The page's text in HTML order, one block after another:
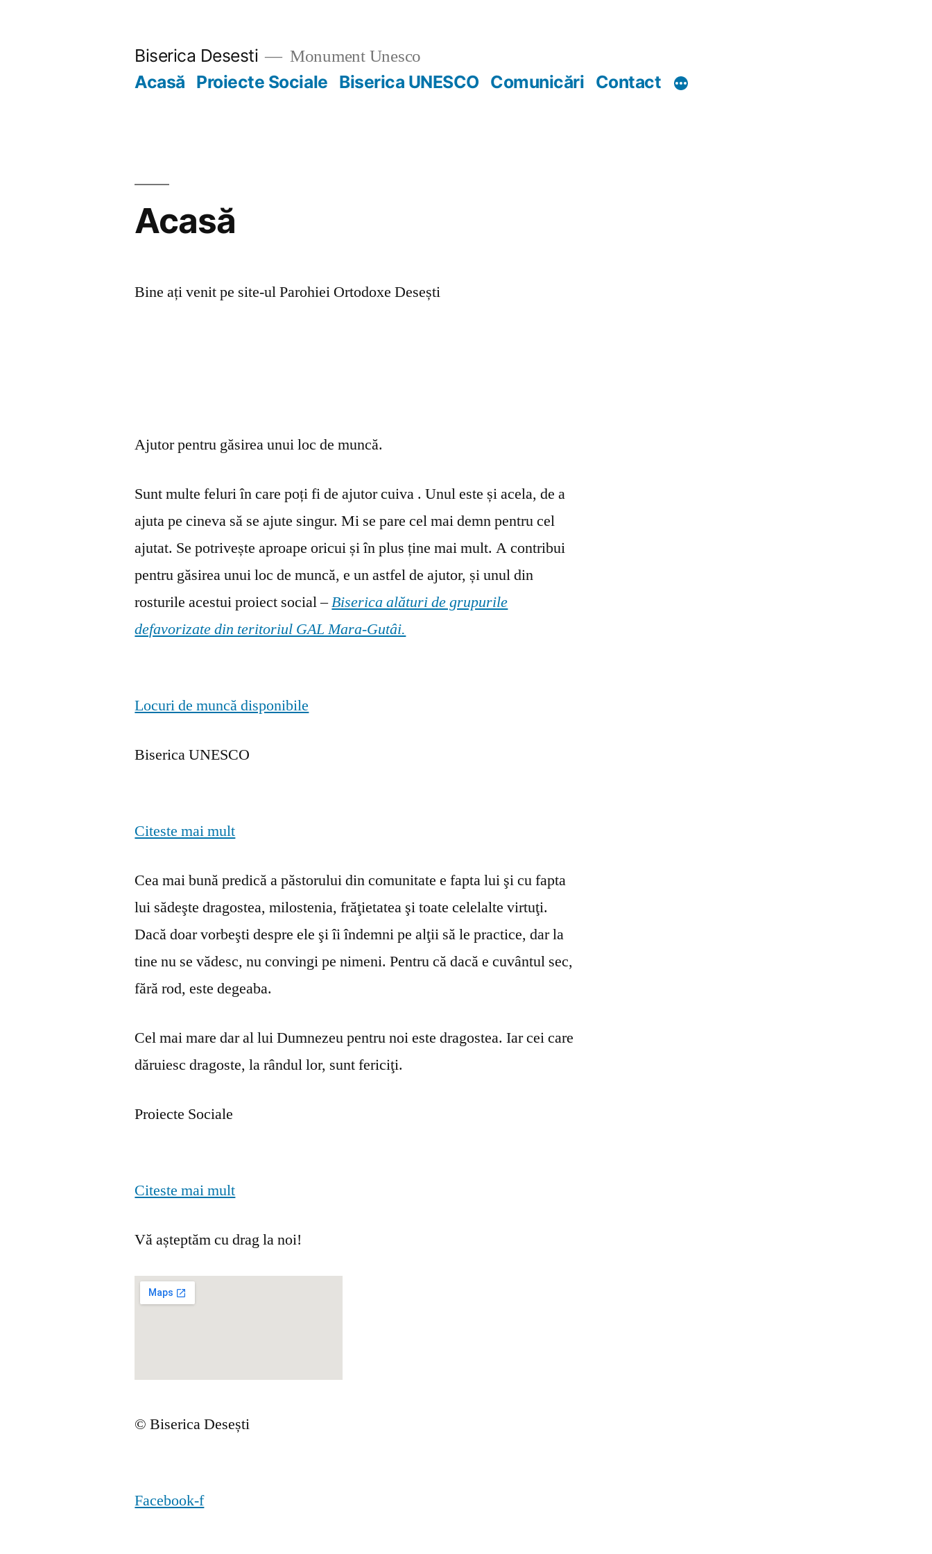
Biserica Desesti Monument Unesco
Acasă Proiecte Sociale Biserica UNESCO Comunicări Contact
Acasă
Bine ați venit pe site-ul Parohiei Ortodoxe Desești
Ajutor pentru găsirea unui loc de muncă.
Sunt multe feluri în care poți fi de ajutor cuiva . Unul este și acela, de a
ajuta pe cineva să se ajute singur. Mi se pare cel mai demn pentru cel
ajutat. Se potrivește aproape oricui și în plus ține mai mult. A contribui
pentru găsirea unui loc de muncă, e un astfel de ajutor, și unul din
rosturile acestui proiect social –Biserica alături de grupurile
defavorizate din teritoriul GAL Mara-Gutâi.
Locuri de muncă disponibile
Biserica UNESCO
Citeste mai mult
Cea mai bună predică a păstorului din comunitate e fapta lui şi cu fapta
lui sădeşte dragostea, milostenia, frăţietatea şi toate celelalte virtuţi.
Dacă doar vorbeşti despre ele şi îi îndemni pe alţii să le practice, dar la
tine nu se vă­desc, nu convingi pe nimeni. Pentru că dacă e cuvântul sec,
fără rod, este degeaba.
Cel mai mare dar al lui Dumnezeu pentru noi este dragostea. Iar cei care
dăruiesc dragoste, la rândul lor, sunt fericiţi.
Proiecte Sociale
Citeste mai mult
Vă așteptăm cu drag la noi!
© Biserica Desești
Facebook-f